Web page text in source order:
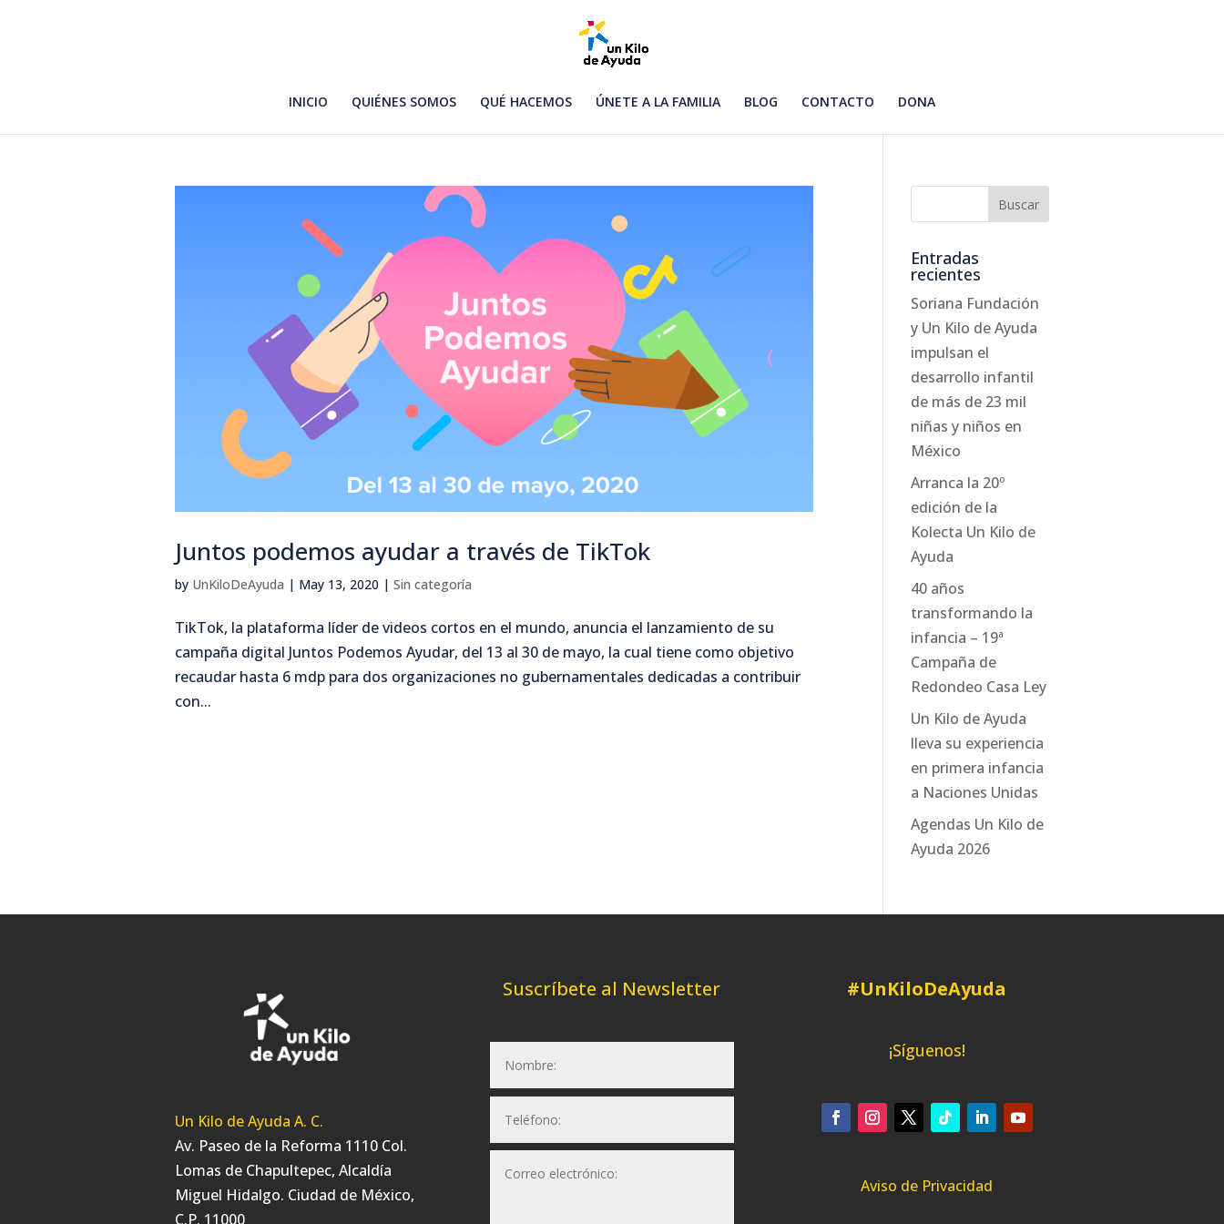
INICIO QUIÉNES SOMOS QUÉ HACEMOS ÚNETE A LA FAMILIA BLOG CONTACTO DONA
Juntos podemos ayudar a través de TikTok
by UnKiloDeAyuda | May 13, 2020 | Sin categoría
TikTok, la plataforma líder de videos cortos en el mundo, anuncia el lanzamiento de su
campaña digital Juntos Podemos Ayudar, del 13 al 30 de mayo, la cual tiene como objetivo
recaudar hasta 6 mdp para dos organizaciones no gubernamentales dedicadas a contribuir
con...
Entradas
recientes
Soriana Fundación
y Un Kilo de Ayuda
impulsan el
desarrollo infantil
de más de 23 mil
niñas y niños en
México
Arranca la 20º
edición de la
Kolecta Un Kilo de
Ayuda
40 años
transformando la
infancia – 19ª
Campaña de
Redondeo Casa Ley
Un Kilo de Ayuda
lleva su experiencia
en primera infancia
a Naciones Unidas
Agendas Un Kilo de
Ayuda 2026
Un Kilo de Ayuda A. C.
Av. Paseo de la Reforma 1110 Col.
Lomas de Chapultepec, Alcaldía
Miguel Hidalgo. Ciudad de México,
C.P. 11000
Suscríbete al Newsletter #UnKiloDeAyuda
¡Síguenos!
Aviso de Privacidad